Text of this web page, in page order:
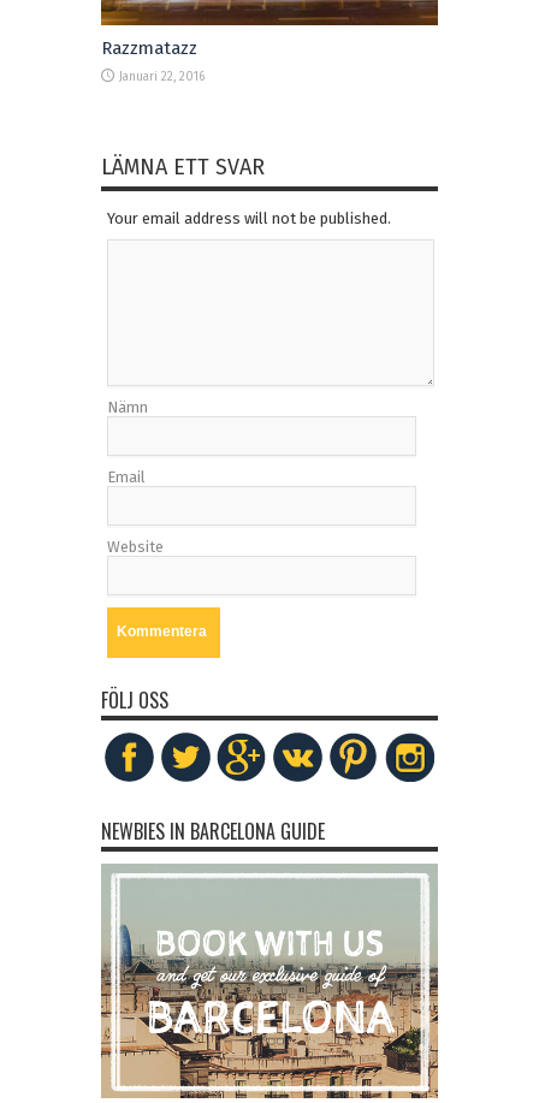
Razzmatazz
Januari 22, 2016
LÄMNA ETT SVAR
Your email address will not be published.
Nämn
Email
Website
FÖLJ OSS
NEWBIES IN BARCELONA GUIDE